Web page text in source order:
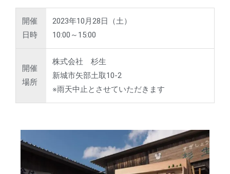
開催
日時
2023年10月28日（土）
10:00～15:00
開催
場所
株式会社 杉生
新城市矢部土取10-2
※雨天中止とさせていただきます